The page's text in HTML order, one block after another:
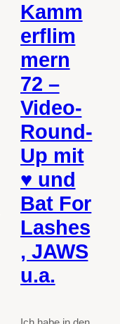
Kamm
erflim
mern
72 –
Video-
Round-
Up mit
♥ und
Bat For
Lashes
, JAWS
u.a.